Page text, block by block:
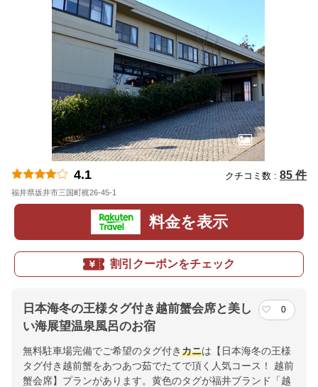
4.1 クチコミ数 : 85 件
福井県坂井市三国町梶26-45-1
料金を表示
割引クーポンをチェック
日本海冬の王様タグ付き越前蟹会席と美し
い海展望温泉風呂のお宿
0
無料駐車場完備でご希望のタグ付きカニは【日本海冬の王様
タグ付き越前蟹をあつあつ茹でたてで頂く人気コース！ 越前
蟹会席】プランがあります。黄色のタグが福井ブランド「越